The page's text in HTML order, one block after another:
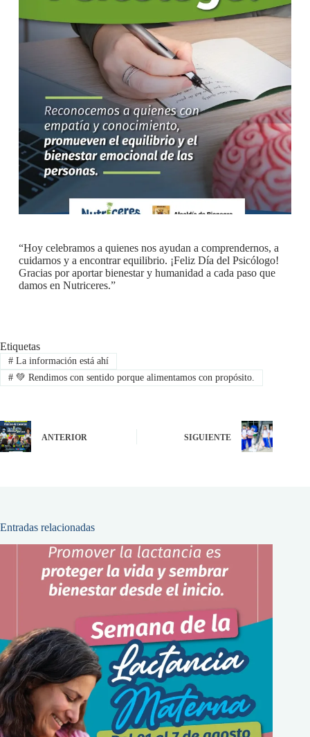
“Hoy celebramos a quienes nos ayudan a comprendernos, a
cuidarnos y a encontrar equilibrio. ¡Feliz Día del Psicólogo!
Gracias por aportar bienestar y humanidad a cada paso que
damos en Nutriceres.”
Etiquetas
#La información está ahí
#💚 Rendimos con sentido porque alimentamos con propósito.
ANTERIOR SIGUIENTE
Entradas relacionadas